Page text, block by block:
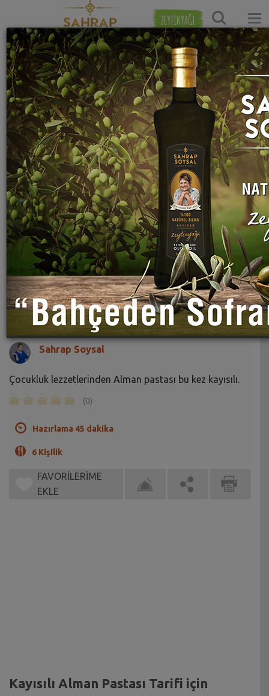
ZEYTİNYAĞI
Ana Sayfa Tatlı Tarifleri
Kayısılı Alman Pastası Tarifi
Sahrap Soysal
Çocukluk lezzetlerinden Alman pastası bu kez kayısılı.
(0)
Hazırlama 45 dakika
6 Kişilik
FAVORİLERİME
EKLE
Kayısılı Alman Pastası Tarifi için